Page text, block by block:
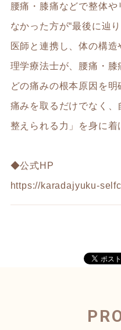
腰痛・膝痛などで整体
なかった方が“最後に辿
医師と連携し、体の構
理学療法士が、腰痛・
どの痛みの根本原因を明
痛みを取るだけでなく
整えられる力」を身に
◆公式HP
https://karadajyuku-